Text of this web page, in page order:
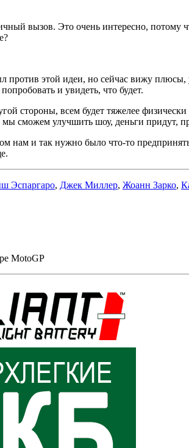
вызов. Это очень интересно, потому
против этой идеи, но сейчас вижу плюсы,
и увидеть, что будет.
стороны, всем будет тяжелее
сможем улучшить шоу, деньги придут,
нам и так нужно было что-то
Эспаргаро, Джек Миллер, Жоанн Зарко,
MotoGP